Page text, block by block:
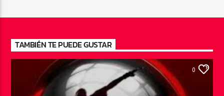
TAMBIÉN TE PUEDE GUSTAR
0